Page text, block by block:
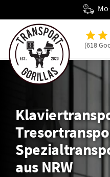
(618
aus NRW